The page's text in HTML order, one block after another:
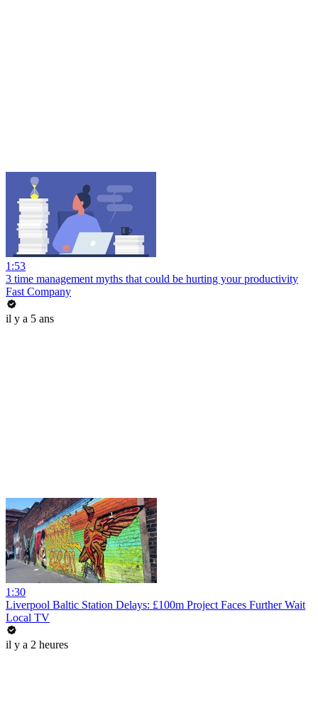
1:53
3 time management myths that could be hurting your productivity
Fast Company
il y a 5 ans
1:30
Liverpool Baltic Station Delays: £100m Project Faces Further Wait
Local TV
il y a 2 heures